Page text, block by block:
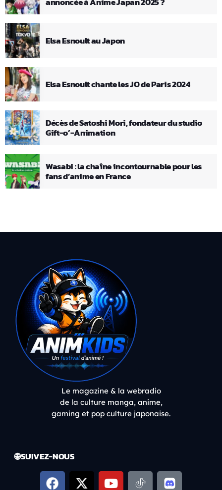
Elsa Esnoult au Japon
Elsa Esnoult chante les JO de Paris 2024
Décès de Satoshi Mori, fondateur du studio
Gift-o’-Animation
Wasabi : la chaîne incontournable pour les
fans d’anime en France
Le magazine & la webradio
de la culture manga, anime,
gaming et pop culture japonaise.
🌐 SUIVEZ-NOUS